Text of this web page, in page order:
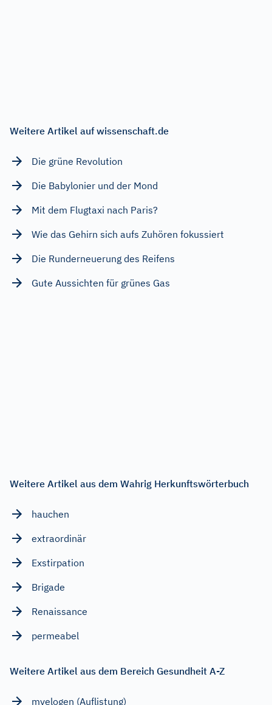
Weitere Artikel auf wissenschaft.de
Die grüne Revolution
Die Babylonier und der Mond
Mit dem Flugtaxi nach Paris?
Wie das Gehirn sich aufs Zuhören fokussiert
Die Runderneuerung des Reifens
Gute Aussichten für grünes Gas
Weitere Artikel aus dem Wahrig Herkunftswörterbuch
hauchen
extraordinär
Exstirpation
Brigade
Renaissance
permeabel
Weitere Artikel aus dem Bereich Gesundheit A-Z
myelogen (Auflistung)